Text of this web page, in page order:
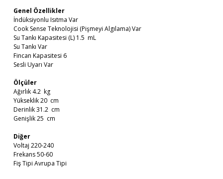
Genel Özellikler
İndüksiyonlu Isıtma Var
Cook Sense Teknolojisi (Pişmeyi Algılama) Var
Su Tankı Kapasitesi (L) 1.5 mL
Su Tankı Var
Fincan Kapasitesi 6
Sesli Uyarı Var
Ölçüler
Ağırlık 4.2 kg
Yükseklik 20 cm
Derinlik 31.2 cm
Genişlik 25 cm
Diğer
Voltaj 220-240
Frekans 50-60
Fiş Tipi Avrupa Tipi